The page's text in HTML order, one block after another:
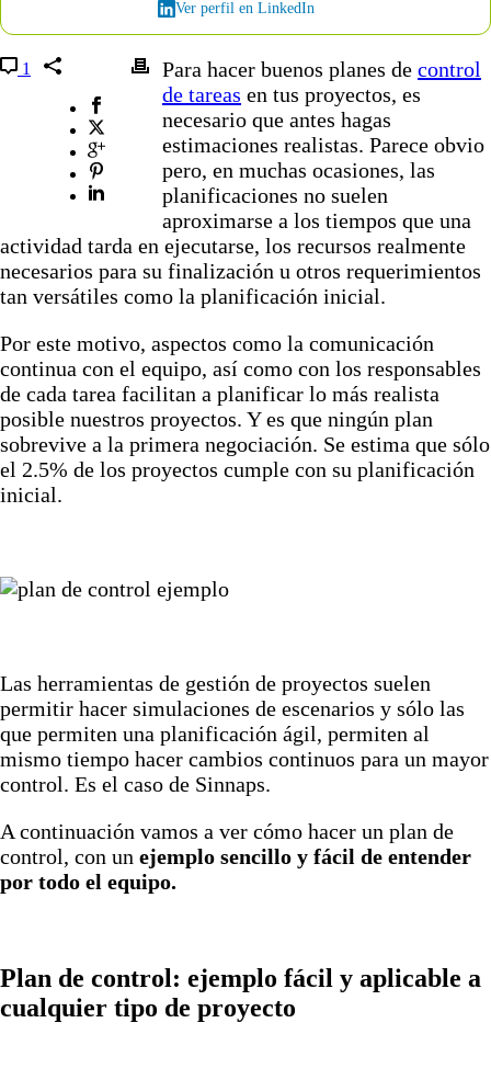
Ver perfil en LinkedIn
1 Para hacer buenos planes de control
de tareas en tus proyectos, es
necesario que antes hagas
estimaciones realistas. Parece obvio
pero, en muchas ocasiones, las
planificaciones no suelen
aproximarse a los tiempos que una
actividad tarda en ejecutarse, los recursos realmente
necesarios para su finalización u otros requerimientos
tan versátiles como la planificación inicial.
Por este motivo, aspectos como la comunicación
continua con el equipo, así como con los responsables
de cada tarea facilitan a planificar lo más realista
posible nuestros proyectos. Y es que ningún plan
sobrevive a la primera negociación. Se estima que sólo
el 2.5% de los proyectos cumple con su planificación
inicial.
Las herramientas de gestión de proyectos suelen
permitir hacer simulaciones de escenarios y sólo las
que permiten una planificación ágil, permiten al
mismo tiempo hacer cambios continuos para un mayor
control. Es el caso de Sinnaps.
A continuación vamos a ver cómo hacer un plan de
control, con un ejemplo sencillo y fácil de entender
por todo el equipo.
Plan de control: ejemplo fácil y aplicable a
cualquier tipo de proyecto